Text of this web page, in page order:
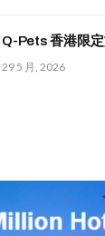
Q-Pets 香港限
29 5 月, 2026